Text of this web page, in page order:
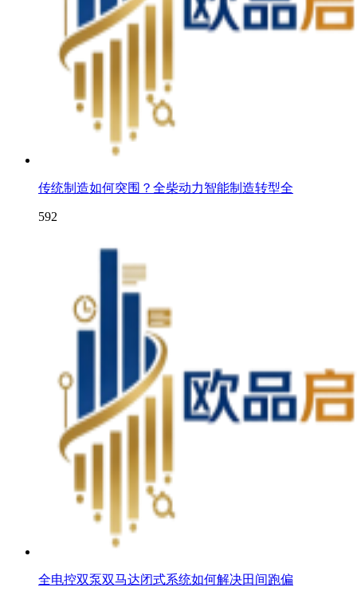
传统制造如何突围？全柴动力智能制造转型全
592
全电控双泵双马达闭式系统如何解决田间跑偏